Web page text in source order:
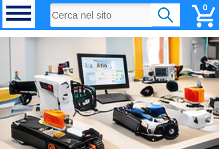
0
MATERIALI DI CONSUMO
PROGETTI E MATERIALE PROMOZIONALE
TECNOLOGIA E DIDATTTICA
SICUREZZA E PROTEZIONE